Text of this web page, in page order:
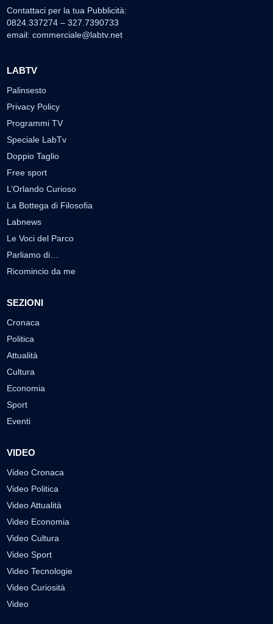
Contattaci per la tua Pubblicità:
0824.337274 – 327.7390733
email: commerciale@labtv.net
LABTV
Palinsesto
Privacy Policy
Programmi TV
Speciale LabTv
Doppio Taglio
Free sport
L’Orlando Curioso
La Bottega di Filosofia
Labnews
Le Voci del Parco
Parliamo di…
Ricomincio da me
SEZIONI
Cronaca
Politica
Attualità
Cultura
Economia
Sport
Eventi
VIDEO
Video Cronaca
Video Politica
Video Attualità
Video Economia
Video Cultura
Video Sport
Video Tecnologie
Video Curiosità
Video